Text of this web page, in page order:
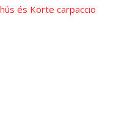
és Körte carpaccio